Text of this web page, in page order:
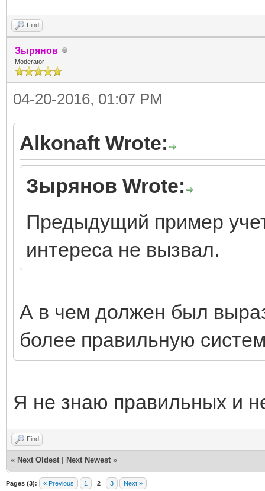
Find
Зырянов
Moderator
04-20-2016, 01:07 PM
Alkonaft Wrote:
Зырянов Wrote:
Предыдущий пример
интереса не вызвал.
А в чем должен был
более правильную
Я не знаю правильных и
Find
« Next Oldest Next Newest »
Pages (3): « Previous 1 2 3 Next »